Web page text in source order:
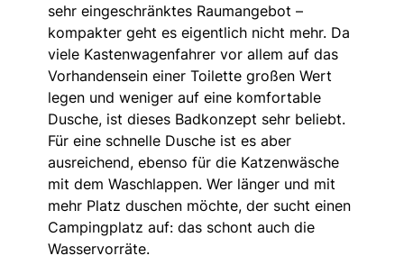
sehr eingeschränktes Raumangebot –
kompakter geht es eigentlich nicht mehr. Da
viele Kastenwagenfahrer vor allem auf das
Vorhandensein einer Toilette großen Wert
legen und weniger auf eine komfortable
Dusche, ist dieses Badkonzept sehr beliebt.
Für eine schnelle Dusche ist es aber
ausreichend, ebenso für die Katzenwäsche
mit dem Waschlappen. Wer länger und mit
mehr Platz duschen möchte, der sucht einen
Campingplatz auf: das schont auch die
Wasservorräte.